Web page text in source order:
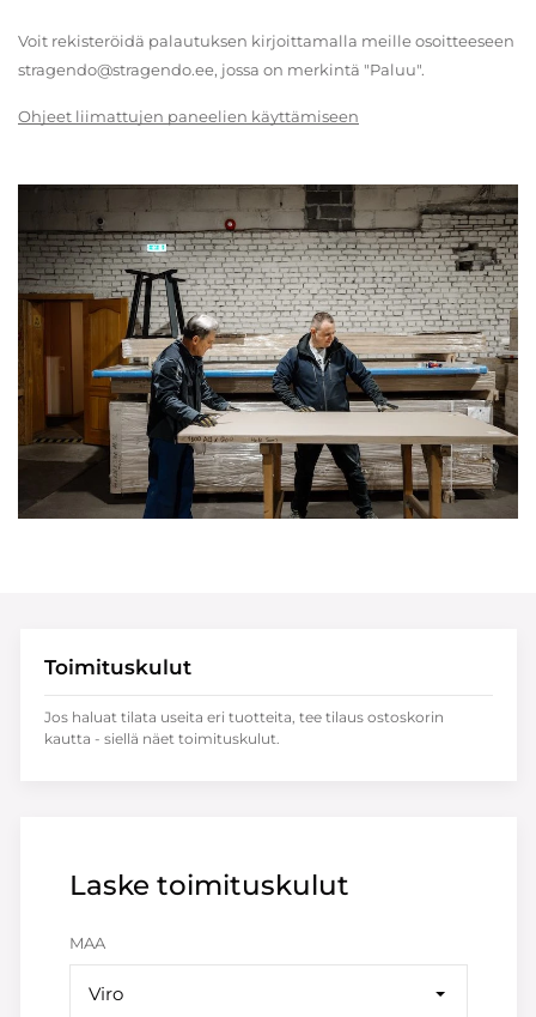
Voit rekisteröidä palautuksen kirjoittamalla meille osoitteeseen
stragendo@stragendo.ee, jossa on merkintä "Paluu".
Ohjeet liimattujen paneelien käyttämiseen
Laske toimituskulut
MAA
Viro
Toimituskulut
Jos haluat tilata useita eri tuotteita, tee tilaus ostoskorin
kautta - siellä näet toimituskulut.